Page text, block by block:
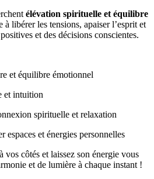
élévation spirituelle et équilibre
à libérer les tensions, apaiser l’esprit et
et des décisions conscientes.
et équilibre émotionnel
et intuition
spirituelle et relaxation
espaces et énergies personnelles
à vos côtés et laissez son énergie vous
et de lumière à chaque instant !